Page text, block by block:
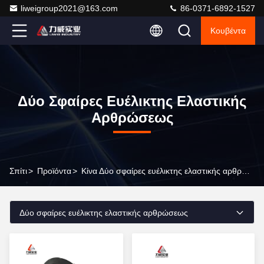
liweigroup2021@163.com 86-0371-6892-1527
Κουβέντα
Δύο Σφαίρες Ευέλικτης Ελαστικής
Αρθρώσεως
Σπίτι> Προϊόντα>
Δύο σφαίρες ευέλικτης ελαστικής αρθρώσεως